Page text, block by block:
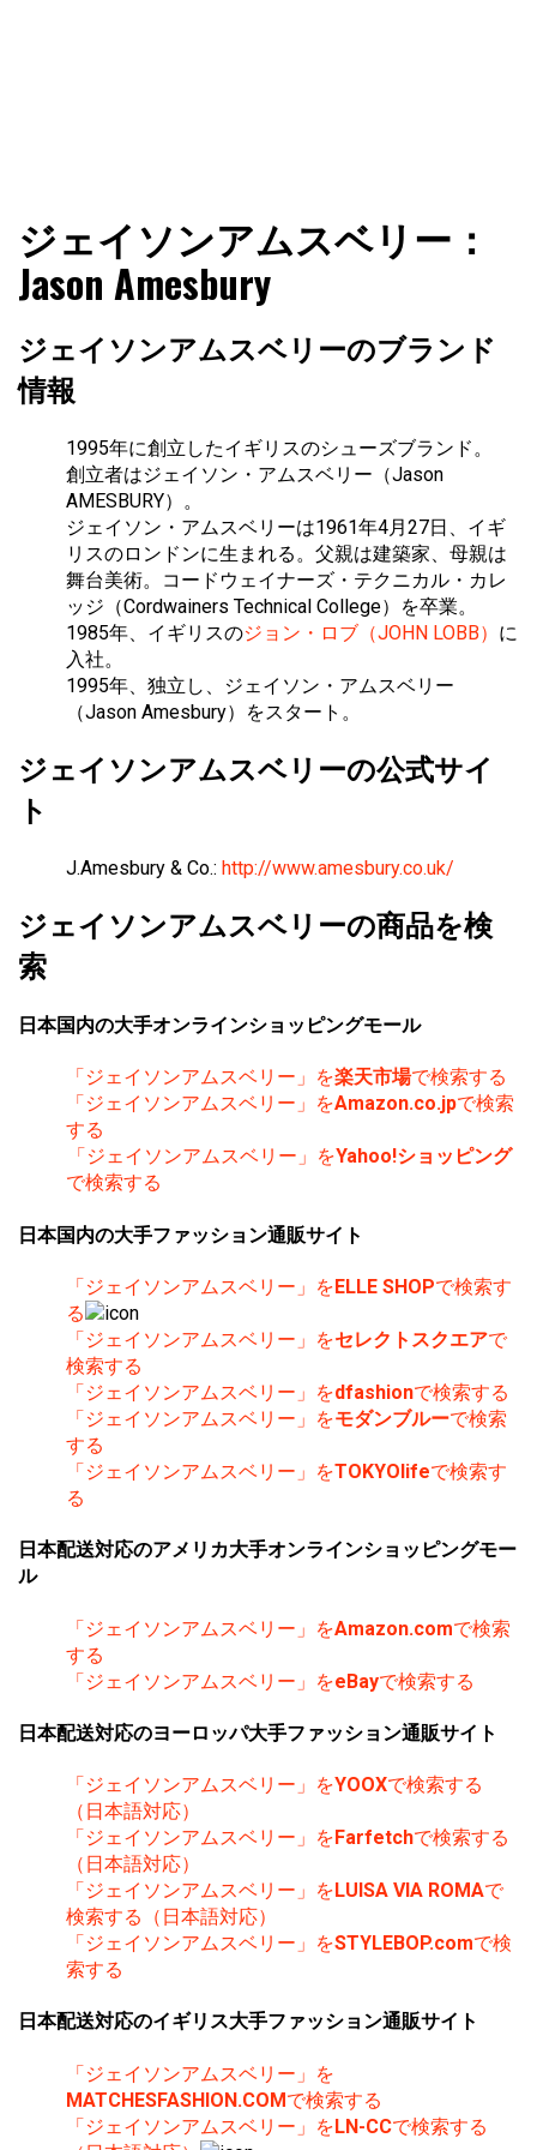
ファショコン通信
ッションとモードを分析するファッション情報サイトです
ジェイソンアムスベリー：
Jason Amesbury
ジェイソンアムスベリーのブランド
情報
1995年に創立したイギリスのシューズブランド。
創立者はジェイソン・アムスベリー（Jason
AMESBURY）。
ジェイソン・アムスベリーは1961年4月27日、イギ
リスのロンドンに生まれる。父親は建築家、母親は
舞台美術。コードウェイナーズ・テクニカル・カレ
ッジ（Cordwainers Technical College）を卒業。
1985年、イギリスのジョン・ロブ（JOHN LOBB） に
入社。
1995年、独立し、ジェイソン・アムスベリー
（Jason Amesbury）をスタート。
ジェイソンアムスベリーの公式サイ
ト
J.Amesbury & Co.: http://www.amesbury.co.uk/
ジェイソンアムスベリーの商品を検
索
日本国内の大手オンラインショッピングモール
「ジェイソンアムスベリー」を楽天市場で検索する
「ジェイソンアムスベリー」をAmazon.co.jpで検索
する
「ジェイソンアムスベリー」をYahoo!ショッピング
で検索する
日本国内の大手ファッション通販サイト
「ジェイソンアムスベリー」をELLE SHOPで検索す
る
「ジェイソンアムスベリー」をセレクトスクエアで
検索する
「ジェイソンアムスベリー」をdfashionで検索する
「ジェイソンアムスベリー」をモダンブルーで検索
する
「ジェイソンアムスベリー」をTOKYOlifeで検索す
る
日本配送対応のアメリカ大手オンラインショッピングモー
ル
「ジェイソンアムスベリー」をAmazon.comで検索
する
「ジェイソンアムスベリー」をeBayで検索する
日本配送対応のヨーロッパ大手ファッション通販サイト
「ジェイソンアムスベリー」をYOOXで検索する
（日本語対応）
「ジェイソンアムスベリー」をFarfetchで検索する
（日本語対応）
「ジェイソンアムスベリー」をLUISA VIA ROMAで
検索する（日本語対応）
「ジェイソンアムスベリー」をSTYLEBOP.comで検
索する
日本配送対応のイギリス大手ファッション通販サイト
「ジェイソンアムスベリー」を
MATCHESFASHION.COMで検索する
「ジェイソンアムスベリー」をLN-CCで検索する